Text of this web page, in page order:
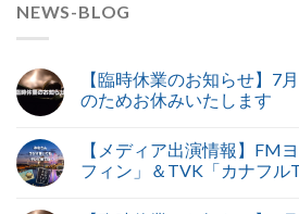
NEWS-BLOG
【臨時休業のお知らせ】7
のためお休みいたします
【メディア出演情報】FM
フィン」＆TVK「カナフル